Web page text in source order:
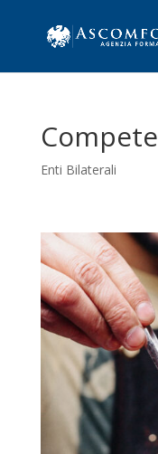
Enti Bilaterali